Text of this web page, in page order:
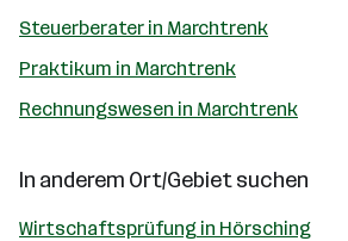
Steuerberater in Marchtrenk
Praktikum in Marchtrenk
Rechnungswesen in Marchtrenk
In anderem Ort/Gebiet suchen
Wirtschaftsprüfung in Hörsching